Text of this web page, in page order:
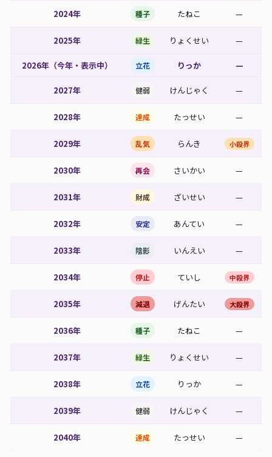
2024年 種子 たねこ —
2025年 緑生 りょくせい —
2026年（今年・表示中） 立花 りっか —
2027年 健弱 けんじゃく —
2028年 達成 たっせい —
2029年 乱気 らんき 小殺界
2030年 再会 さいかい —
2031年 財成 ざいせい —
2032年 安定 あんてい —
2033年 陰影 いんえい —
2034年 停止 ていし 中殺界
2035年 減退 げんたい 大殺界
2036年 種子 たねこ —
2037年 緑生 りょくせい —
2038年 立花 りっか —
2039年 健弱 けんじゃく —
2040年 達成 たっせい —